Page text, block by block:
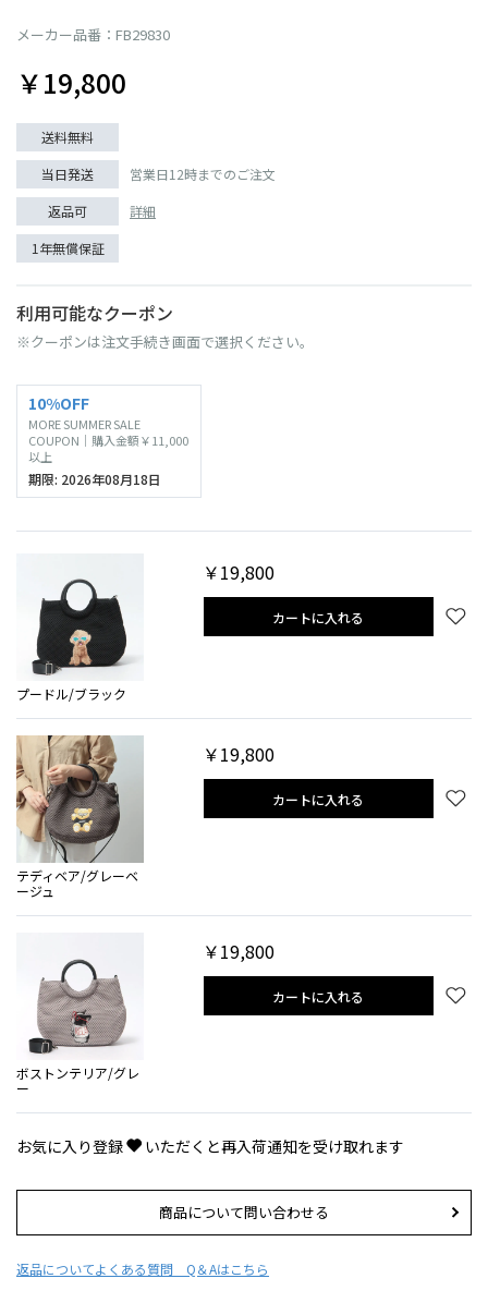
メーカー品番：FB29830
￥19,800
送料無料
当日発送
営業日12時までのご注文
返品可
詳細
1年無償保証
利用可能なクーポン
※クーポンは注文手続き画面で選択ください。
10%OFF
MORE SUMMER SALE
COUPON｜購入金額￥11,000
以上
期限: 2026年08月18日
プードル/ブラック
￥19,800
カートに入れる
テディベア/グレーベ
ージュ
￥19,800
カートに入れる
ボストンテリア/グレ
ー
￥19,800
カートに入れる
お気に入り登録 いただくと再入荷通知を受け取れます
商品について問い合わせる
返品についてよくある質問 Q＆Aはこちら